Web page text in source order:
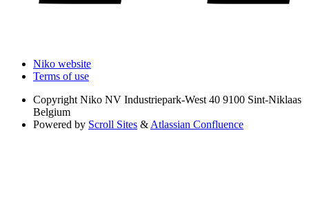
Niko website
Terms of use
Copyright Niko NV Industriepark-West 40 9100 Sint-Niklaas
Belgium
Powered by Scroll Sites & Atlassian Confluence